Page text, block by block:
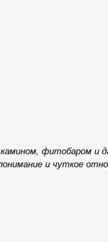
фитобаром и
и чуткое